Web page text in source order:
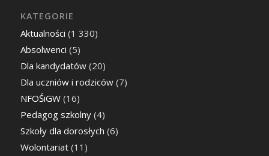
KATEGORIE
Aktualności (1 330)
Absolwenci (5)
Dla kandydatów(20)
Dla uczniów i rodziców(7)
NFOŚiGW(16)
Pedagog szkolny(4)
Szkoły dla dorosłych (6)
Wolontariat(11)